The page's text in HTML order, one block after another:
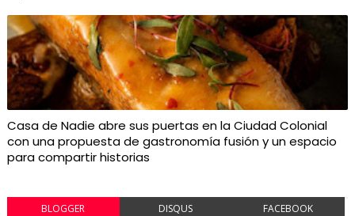
Casa de Nadie abre sus puertas en la Ciudad Colonial
con una propuesta de gastronomía fusión y un espacio
para compartir historias
BLOGGER DISQUS FACEBOOK